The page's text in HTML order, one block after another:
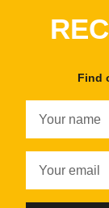
Find